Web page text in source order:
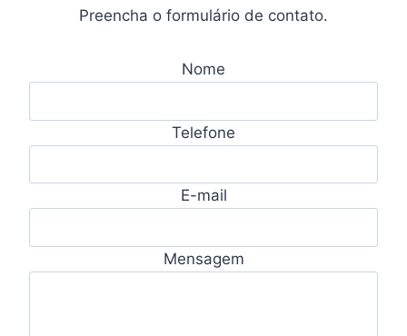
Preencha o formulário de contato.
Nome
Telefone
E-mail
Mensagem